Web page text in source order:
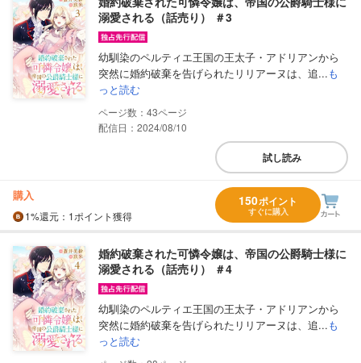
溺愛される（話売り） ＃3
幼馴染のペルティエ王国の王太子・アドリアンから
突然に婚約破棄を告げられたリリアーヌは、追...も
っと読む
43
配信日：2024/08/10
試し読み
購入
1%還元 ：1ポイント獲得
150ポイント
すぐに購入
婚約破棄された可憐令嬢は、帝国の公爵騎士様に
溺愛される（話売り） ＃4
幼馴染のペルティエ王国の王太子・アドリアンから
突然に婚約破棄を告げられたリリアーヌは、追...も
っと読む